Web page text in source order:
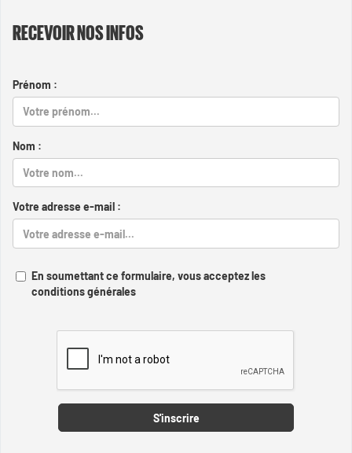
RECEVOIR NOS INFOS
Prénom :
Nom :
Votre adresse e-mail :
En soumettant ce formulaire, vous acceptez les
conditions générales
S'inscrire